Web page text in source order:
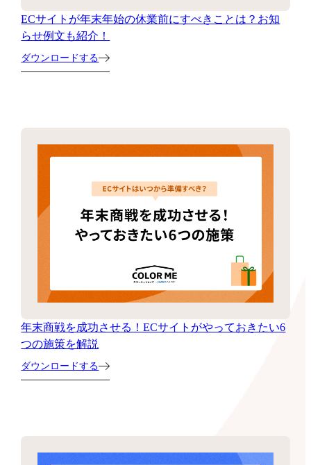
ECサイトが年末年始の休業前にすべきことは？お知
らせ例文も紹介！
ダウンロードする
年末商戦を成功させる！ECサイトがやっておきたい6
つの施策を解説
ダウンロードする